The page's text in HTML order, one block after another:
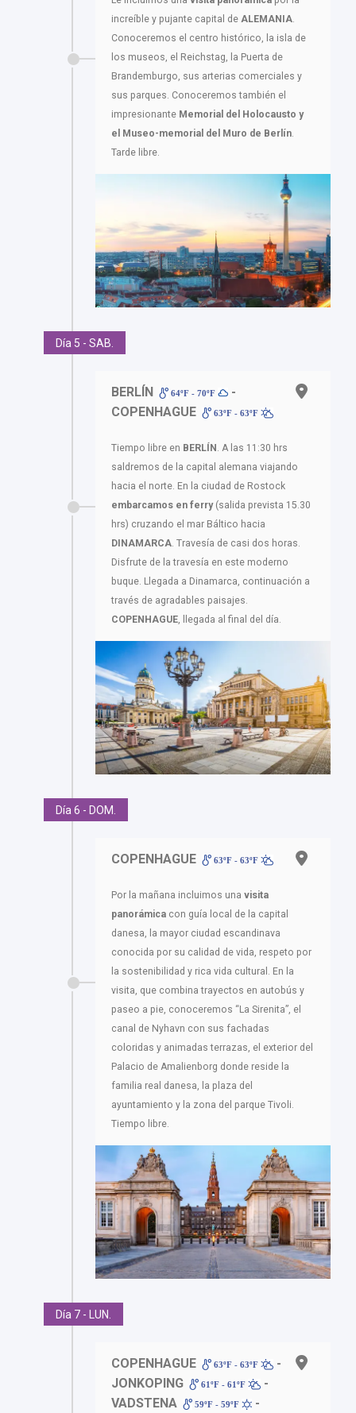
increíble y pujante capital de ALEMANIA
Conoceremos el centro histórico, la isla de
los museos, el Reichstag, la Puerta de
Brandemburgo, sus arterias comerciales y
sus parques. Conoceremos también el
impresionante Memorial del Holocausto y
el Museo-memorial del Muro de Berlín
Tarde libre.
Día 5 - SAB.
BERLÍN 64ºF - 70ºF
-
COPENHAGUE
63ºF - 63ºF
Tiempo libre en BERLÍN . A las 11:30 hrs
saldremos de la capital alemana viajando
hacia el norte. En la ciudad de Rostock
embarcamos en ferry(salida prevista 15.30
hrs) cruzando el mar Báltico hacia
DINAMARCA . Travesía de casi dos horas.
Disfrute de la travesía en este moderno
buque. Llegada a Dinamarca, continuación a
través de agradables paisajes.
COPENHAGUE , llegada al final del día.
Día 6 - DOM.
COPENHAGUE 63ºF - 63ºF
Por la mañana incluimos una visita
panorámica con guía local de la capital
danesa, la mayor ciudad escandinava
conocida por su calidad de vida, respeto por
la sostenibilidad y rica vida cultural. En la
visita, que combina trayectos en autobús y
paseo a pie, conoceremos “La Sirenita”, el
canal de Nyhavn con sus fachadas
coloridas y animadas terrazas, el exterior del
Palacio de Amalienborg donde reside la
familia real danesa, la plaza del
ayuntamiento y la zona del parque Tivoli.
Tiempo libre.
Día 7 - LUN.
COPENHAGUE 63ºF - 63ºF
-
JONKOPING
61ºF - 61ºF
-
VADSTENA
59ºF - 59ºF
-